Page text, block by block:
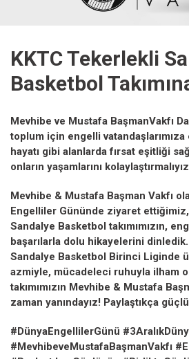
KKTC Tekerlekli
Basketbol
Mevhibe ve Mustafa BaşmanVakfı
toplum için engelli vatandaşlarımıza
hayatı gibi alanlarda fırsat eşitliği
onların yaşamlarını
Mevhibe & Mustafa Başman Vakfı
Engelliler Gününde ziyaret
Sandalye Basketbol takımımızın,
başarılarla dolu hikayelerini
Sandalye Basketbol Birinci Liginde
azmiyle, mücadeleci ruhuyla ilham
takımımızın Mevhibe & Mustafa
zaman yanındayız! Paylaştıkça
#DünyaEngellilerGünü
#MevhibeveMustafaBaşmanVakfı